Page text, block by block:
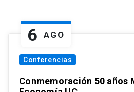
6 AGO
Conferencias
Conmemoración 50 años